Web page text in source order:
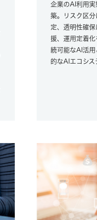
企業のAI利用実
築。リスク区
定、透明性確
援、運用定着
続可能なAI活
的なAIエコシ